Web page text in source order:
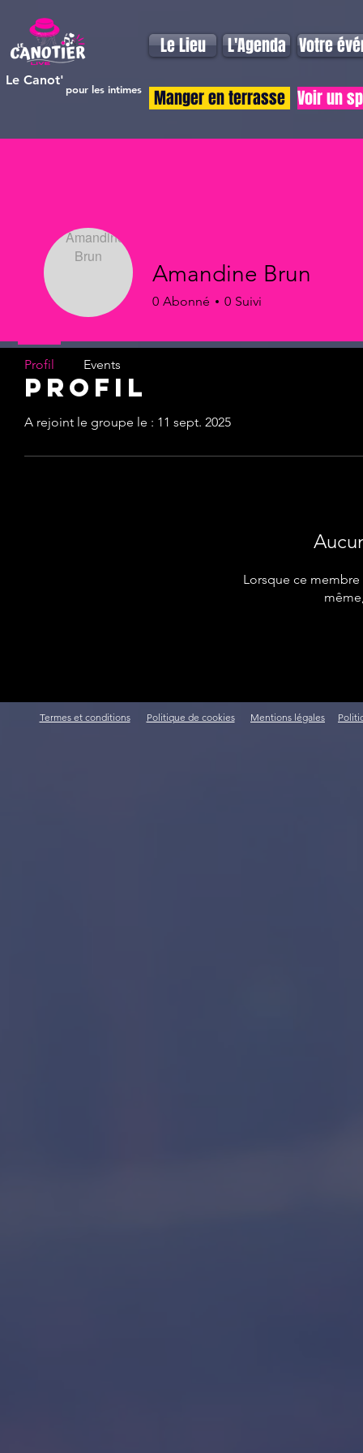
Le Canot'
pour les intimes
Le Lieu L'Agenda Votre
Manger en terrasse Voir un
Profil
A rejoint le groupe le : 11 sept. 2025
Lorsque ce
Amandine Brun
0 Abonné 0 Suivi
Profil Events
Termes et conditions Politique de cookies Mentions légales